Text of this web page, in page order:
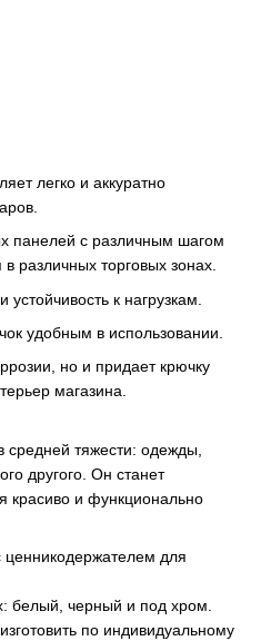
легко и аккуратно
панелей с различным шагом
различных торговых зонах.
к нагрузкам.
удобным в использовании.
но и придает крючку
магазина.
тяжести: одежды,
другого. Он станет
и функционально
для
белый, черный и под хром.
по индивидуальному